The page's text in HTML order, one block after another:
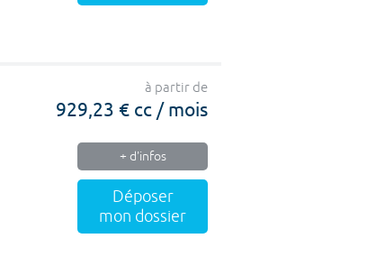
à partir de
929,23 € cc / mois
+ d'infos
Déposer
mon dossier